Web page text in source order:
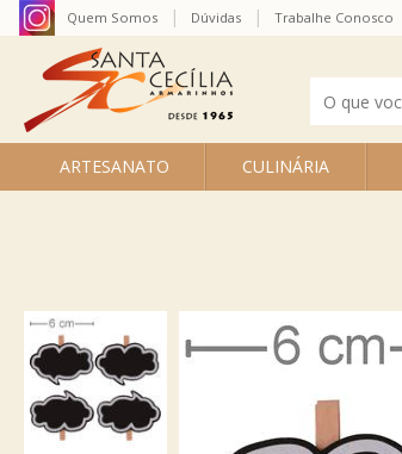
ARTESANATO CULINÁRIA
Quem Somos Dúvidas Trabalhe Conosco